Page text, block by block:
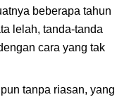
beberapa tahun
lelah, tanda-tanda
cara yang tak
tanpa riasan, yang